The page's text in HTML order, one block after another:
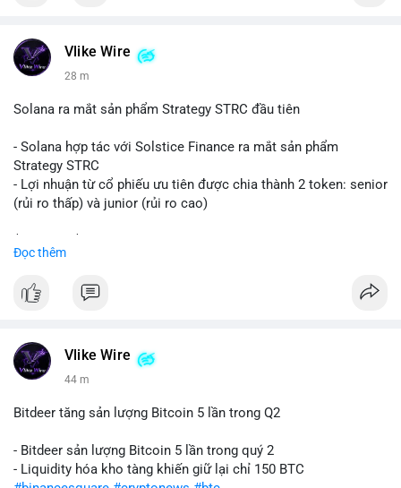
#vlikevn #titanbot
📰 Nguồn: CoinDesk
Vlike Wire
28 m
Solana ra mắt sản phẩm Strategy STRC đầu tiên
- Solana hợp tác với Solstice Finance ra mắt sản phẩm
Strategy STRC
- Lợi nhuận từ cổ phiếu ưu tiên được chia thành 2 token: senior
(rủi ro thấp) và junior (rủi ro cao)
Đọc thêm
Vlike Wire
44 m
Bitdeer tăng sản lượng Bitcoin 5 lần trong Q2
- Bitdeer sản lượng Bitcoin 5 lần trong quý 2
- Liquidity hóa kho tàng khiến giữ lại chỉ 150 BTC